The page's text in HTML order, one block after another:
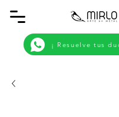
¡ Resuelve tus